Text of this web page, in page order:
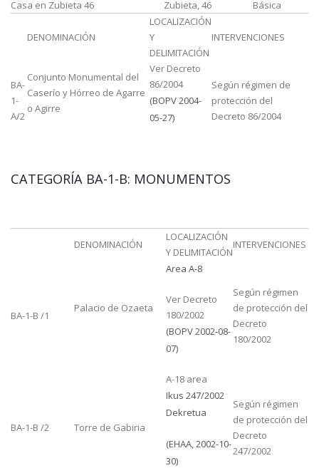
Casa en Zubieta 46 Zubieta, 46 Básica
DENOMINACIÓN
LOCALIZACIÓN
Y
DELIMITACIÓN
INTERVENCIONES
BA-
1-
A/2
Conjunto Monumental del
Caserío y Hórreo de Agarre
o Agirre
Ver Decreto
86/2004
(BOPV 2004-
05-27)
Según régimen de
protección del
Decreto 86/2004
CATEGORÍA BA-1-B: MONUMENTOS
DENOMINACIÓN
LOCALIZACIÓN
Y DELIMITACIÓN
INTERVENCIONES
BA-1-B /1
Palacio de Ozaeta
Area A-8
Ver Decreto
180/2002
(BOPV 2002-08-
07)
Según régimen
de protección del
Decreto
180/2002
BA-1-B /2 Torre de Gabiria
A-18 area
Ikus 247/2002
Dekretua
(EHAA, 2002-10-
30)
Según régimen
de protección del
Decreto
247/2002